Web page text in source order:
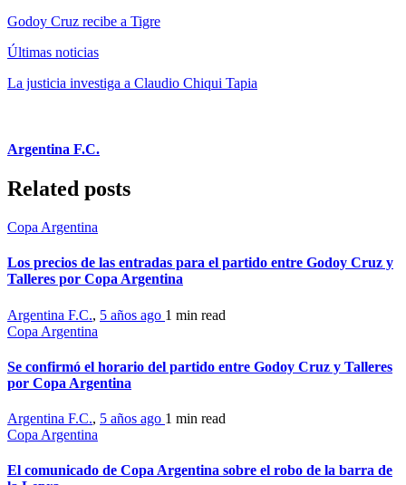
Godoy Cruz recibe a Tigre
Últimas noticias
La justicia investiga a Claudio Chiqui Tapia
Argentina F.C.
Related posts
Copa Argentina
Los precios de las entradas para el partido entre Godoy Cruz y
Talleres por Copa Argentina
Argentina F.C., 5 años ago 1 min read
Copa Argentina
Se confirmó el horario del partido entre Godoy Cruz y Talleres
por Copa Argentina
Argentina F.C., 5 años ago 1 min read
Copa Argentina
El comunicado de Copa Argentina sobre el robo de la barra de